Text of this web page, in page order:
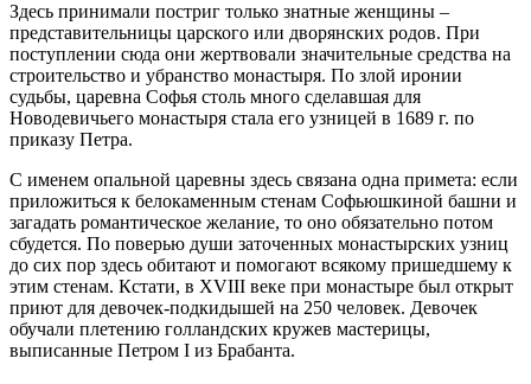
Здесь принимали постриг только знатные женщины –
представительницы царского или дворянских родов. При
поступлении сюда они жертвовали значительные средства на
строительство и убранство монастыря. По злой иронии
судьбы, царевна Софья столь много сделавшая для
Новодевичьего монастыря стала его узницей в 1689 г. по
приказу Петра.
С именем опальной царевны здесь связана одна примета: если
приложиться к белокаменным стенам Софьюшкиной башни и
загадать романтическое желание, то оно обязательно потом
сбудется. По поверью души заточенных монастырских узниц
до сих пор здесь обитают и помогают всякому пришедшему к
этим стенам. Кстати, в XVIII веке при монастыре был открыт
приют для девочек-подкидышей на 250 человек. Девочек
обучали плетению голландских кружев мастерицы,
выписанные Петром I из Брабанта.